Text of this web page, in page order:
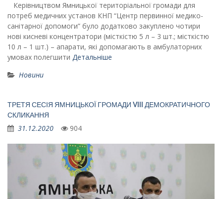
Керівництвом Ямницької територіальної громади для
потреб медичних установ КНП “Центр первинної медико-
санітарної допомоги” було додатково закуплено чотири
нові кисневі концентратори (місткістю 5 л – 3 шт.; місткістю
10 л – 1 шт.) – апарати, які допомагають в амбулаторних
умовах полегшити Детальніше
Новини
ТРЕТЯ СЕСІЯ ЯМНИЦЬКОЇ ГРОМАДИ VIII ДЕМОКРАТИЧНОГО
СКЛИКАННЯ
31.12.2020 904